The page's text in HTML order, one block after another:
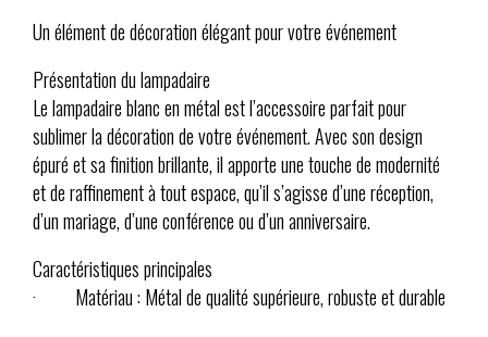
Un élément de décoration élégant pour votre événement
Présentation du lampadaire
Le lampadaire blanc en métal est l’accessoire parfait pour
sublimer la décoration de votre événement. Avec son design
épuré et sa finition brillante, il apporte une touche de modernité
et de raffinement à tout espace, qu’il s’agisse d’une réception,
d’un mariage, d’une conférence ou d’un anniversaire.
Caractéristiques principales
· Matériau : Métal de qualité supérieure, robuste et durable